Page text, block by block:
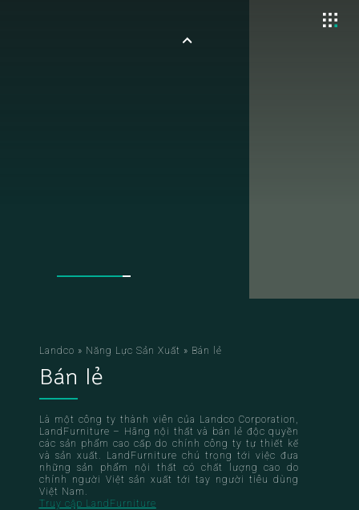
Landco » Năng Lực Sản Xuất » Bán lẻ
Bán lẻ
Là một công ty thành viên của Landco Corporation,
LandFurniture – Hãng nội thất và bán lẻ độc quyền
các sản phẩm cao cấp do chính công ty tự thiết kế
và sản xuất. LandFurniture chú trọng tới việc đưa
những sản phẩm nội thất có chất lượng cao do
chính người Việt sản xuất tới tay người tiêu dùng
Việt Nam.
Truy cập LandFurniture